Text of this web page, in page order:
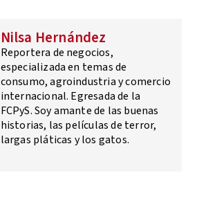
Nilsa Hernández
Reportera de negocios,
especializada en temas de
consumo, agroindustria y comercio
internacional. Egresada de la
FCPyS. Soy amante de las buenas
historias, las películas de terror,
largas pláticas y los gatos.